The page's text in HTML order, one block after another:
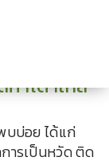
ำเตาไหล
บบ่อย ได้แก่
ารเป็นหวัด ติด